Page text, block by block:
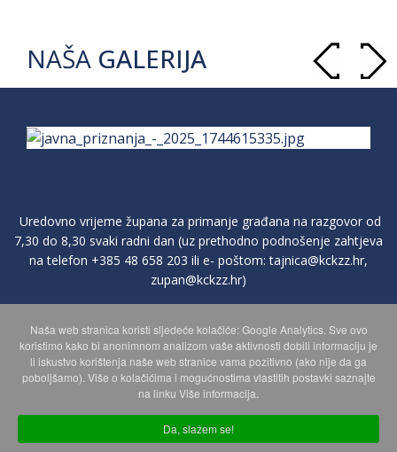
NAŠA GALERIJA
Uredovno vrijeme župana za primanje građana na razgovor od
7,30 do 8,30 svaki radni dan (uz prethodno podnošenje zahtjeva
na telefon +385 48 658 203 ili e- poštom:tajnica@kckzz.hr,
zupan@kckzz.hr)
POLITIKA ZAŠTITE PRIVATNOSTI OSOBNIH PODATAKA
MAPA WEBA
Naša web stranica koristi sljedeće kolačiće: Google Analytics. Sve ovo
koristimo kako bi anonimnom analizom vaše aktivnosti dobili informaciju je
li iskustvo korištenja naše web stranice vama pozitivno (ako nije da ga
poboljšamo). Više o kolačićima i mogućnostima vlastitih postavki saznajte
na linku Više informacija.
Da, slažem se!